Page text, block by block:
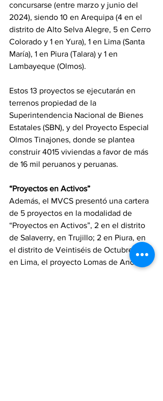
concursarse (entre marzo y junio del
2024), siendo 10 en Arequipa (4 en el
distrito de Alto Selva Alegre, 5 en Cerro
Colorado y 1 en Yura), 1 en Lima (Santa
María), 1 en Piura (Talara) y 1 en
Lambayeque (Olmos).
Estos 13 proyectos se ejecutarán en
terrenos propiedad de la
Superintendencia Nacional de Bienes
Estatales (SBN), y del Proyecto Especial
Olmos Tinajones, donde se plantea
construir 4015 viviendas a favor de más
de 16 mil peruanos y peruanas.
“Proyectos en Activos”
Además, el MVCS presentó una cartera
de 5 proyectos en la modalidad de
“Proyectos en Activos”, 2 en el distrito
de Salaverry, en Trujillo; 2 en Piura, en
el distrito de Veintiséis de Octubre; y 1
en Lima, el proyecto Lomas de Ancón.